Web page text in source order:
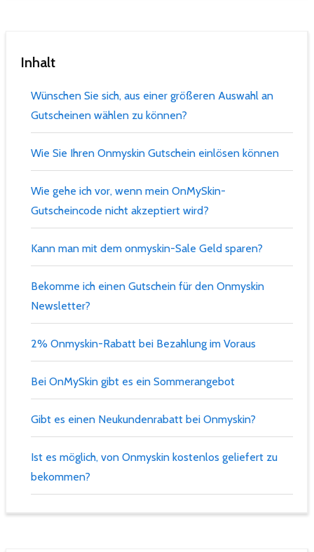
Inhalt
Wünschen Sie sich, aus einer größeren Auswahl an
Gutscheinen wählen zu können?
Wie Sie Ihren Onmyskin Gutschein einlösen können
Wie gehe ich vor, wenn mein OnMySkin-
Gutscheincode nicht akzeptiert wird?
Kann man mit dem onmyskin-Sale Geld sparen?
Bekomme ich einen Gutschein für den Onmyskin
Newsletter?
2% Onmyskin-Rabatt bei Bezahlung im Voraus
Bei OnMySkin gibt es ein Sommerangebot
Gibt es einen Neukundenrabatt bei Onmyskin?
Ist es möglich, von Onmyskin kostenlos geliefert zu
bekommen?